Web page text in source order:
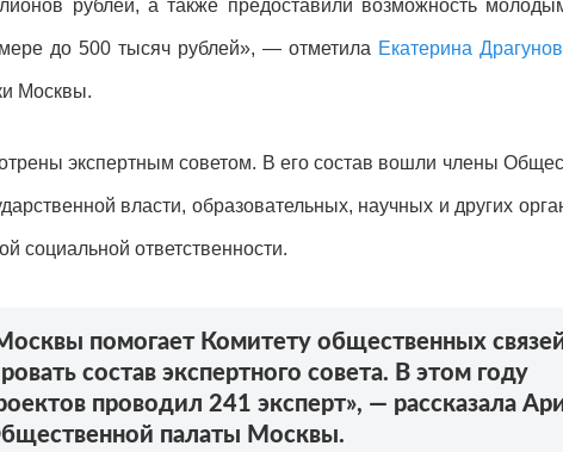
рублей, а также предоставили возможность
до 500 тысяч рублей», — отметила Екатерина
Москвы.
экспертным советом. В его состав вошли члены
власти, образовательных, научных и других
социальной ответственности.
помогает Комитету общественных
состав экспертного совета. В этом году
проводил 241 эксперт», — рассказала
палаты Москвы.